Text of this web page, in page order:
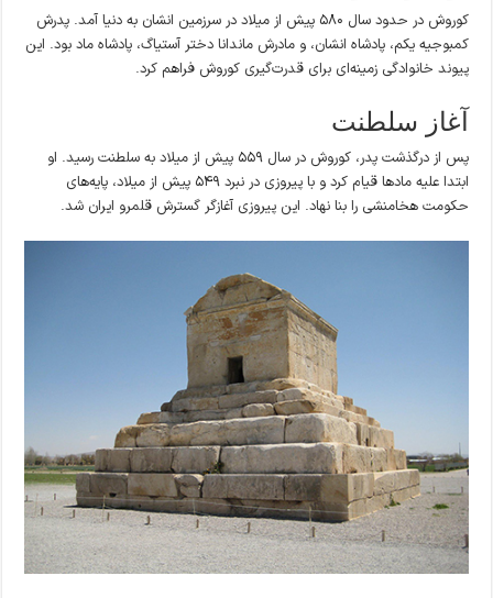
کوروش در حدود سال ۵۸۰ پیش از میلاد در سرزمین انشان به دنیا آمد. پدرش
کمبوجیه یکم، پادشاه انشان، و مادرش ماندانا دختر آستیاگ، پادشاه ماد بود. این
پیوند خانوادگی زمینه‌ای برای قدرت‌گیری کوروش فراهم کرد.
آغاز سلطنت
پس از درگذشت پدر، کوروش در سال ۵۵۹ پیش از میلاد به سلطنت رسید. او
ابتدا علیه مادها قیام کرد و با پیروزی در نبرد ۵۴۹ پیش از میلاد، پایه‌های
حکومت هخامنشی را بنا نهاد. این پیروزی آغازگر گسترش قلمرو ایران شد.